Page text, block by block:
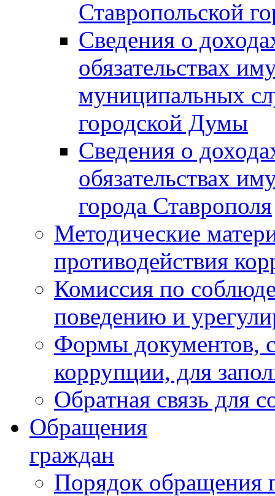
Ставропольской
Сведения о
обязательствах
муниципальных
городской Думы
Сведения о
обязательствах
города Ставрополя
Методические
противодействия
Комиссия по
поведению и
Формы документов,
коррупции, для
Обратная связь для
Обращения
граждан
Порядок обращения